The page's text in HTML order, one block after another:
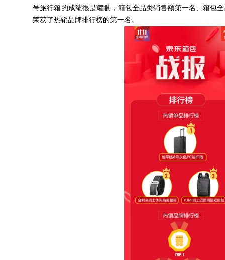
号旅行箱的成绩很是耀眼，箱包全品类销售额第一名、箱包
荣获了热销品牌排行榜的第一名。